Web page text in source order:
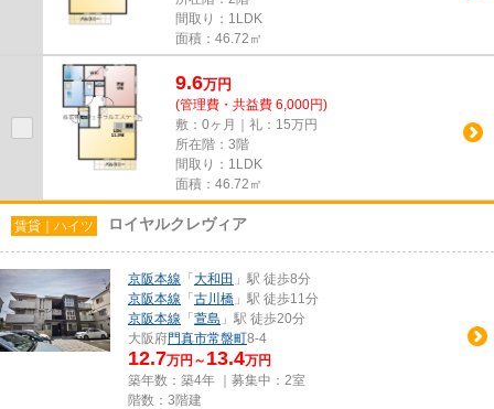
間取り：1LDK
面積：46.72㎡
9.6万円
(管理費・共益費 6,000円)
敷：0ヶ月｜礼：15万円
所在階：3階
間取り：1LDK
面積：46.72㎡
賃貸｜ハイツ ロイヤルクレヴィア
京阪本線 「 大和田 」駅 徒歩8分
京阪本線 「 古川橋 」駅 徒歩11分
京阪本線 「 萱島 」駅 徒歩20分
大阪府門真市常盤町8-4
12.7万円～ 13.4万円
築年数：築4年 ｜募集中： 2室
階数：3階建